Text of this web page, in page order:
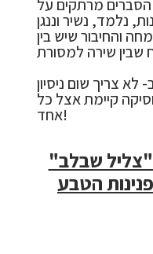
מרתקים על
נלמד, נשיר וננגן
והחיבור שיש בין
לא צריך שום ניסיון
קיימת אצל כל
אחד!
שבלב"
הטבע